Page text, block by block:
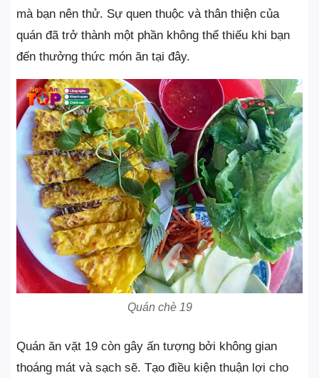
mà bạn nên thử. Sự quen thuộc và thân thiện của
quán đã trở thành một phần không thể thiếu khi bạn
đến thưởng thức món ăn tại đây.
Quán chè 19
Quán ăn vặt 19 còn gây ấn tượng bởi không gian
thoáng mát và sạch sẽ. Tạo điều kiện thuận lợi cho